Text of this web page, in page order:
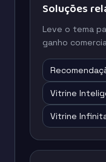
Soluções
Leve o tema
ganho
Vitrine
Vitrine